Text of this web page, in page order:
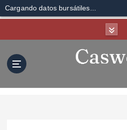
Cargando datos bursátiles...